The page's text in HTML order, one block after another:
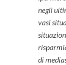
negli
vasi
di